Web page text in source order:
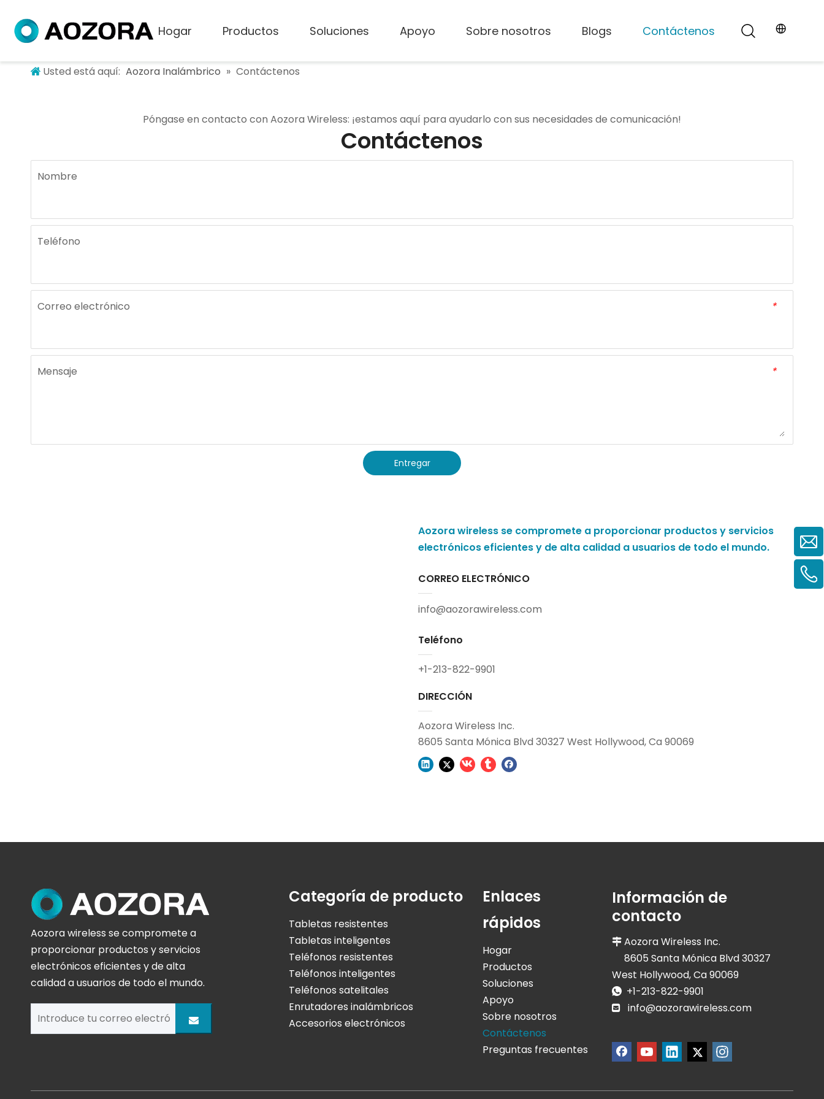
Hogar Productos Soluciones Apoyo Sobre nosotros Blogs Contáctenos
Usted está aquí: Aozora Inalámbrico » Contáctenos
Póngase en contacto con Aozora Wireless: ¡estamos aquí para ayudarlo con sus necesidades de comunicación!
Contáctenos
Nombre
Teléfono
*
Correo electrónico
*
Mensaje
Entregar
Aozora wireless se compromete a proporcionar productos y servicios
electrónicos eficientes y de alta calidad a usuarios de todo el mundo.
CORREO ELECTRÓNICO
info@aozorawireless.com
Teléfono
+1-213-822-9901
DIRECCIÓN
Aozora Wireless Inc.
8605 Santa Mónica Blvd 30327 West Hollywood, Ca 90069
Aozora wireless se compromete a
proporcionar productos y servicios
electrónicos eficientes y de alta
calidad a usuarios de todo el mundo.
Categoría de producto
Tabletas resistentes
Tabletas inteligentes
Teléfonos resistentes
Teléfonos inteligentes
Teléfonos satelitales
Enrutadores inalámbricos
Accesorios electrónicos
Enlaces
rápidos
Hogar
Productos
Soluciones
Apoyo
Sobre nosotros
Contáctenos
Preguntas frecuentes
Información de
contacto
Aozora Wireless Inc.
8605 Santa Mónica Blvd 30327
West Hollywood, Ca 90069
+1-213-822-9901
 info@aozorawireless.com